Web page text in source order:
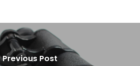
Previous Post